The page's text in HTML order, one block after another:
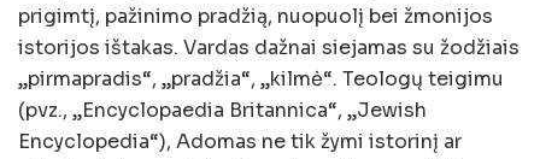
prigimtį, pažinimo pradžią, nuopuolį bei žmonijos
istorijos ištakas. Vardas dažnai siejamas su žodžiais
„pirmapradis“, „pradžia“, „kilmė“. Teologų teigimu
(pvz., „Encyclopaedia Britannica“, „Jewish
Encyclopedia“), Adomas ne tik žymi istorinį ar